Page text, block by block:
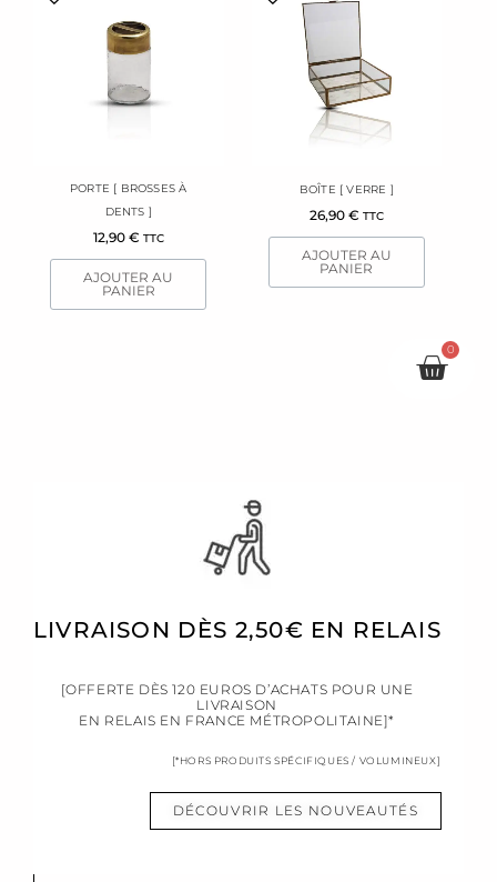
PORTE [ BROSSES À
DENTS ]
12,90 € TTC
AJOUTER AU
PANIER
BOÎTE [ VERRE ]
26,90 € TTC
AJOUTER AU
PANIER
0
LIVRAISON DÈS 2,50€ EN RELAIS
[OFFERTE DÈS 120 EUROS D’ACHATS POUR UNE
LIVRAISON
EN RELAIS EN FRANCE MÉTROPOLITAINE]*
[*HORS PRODUITS SPÉCIFIQUES / VOLUMINEUX]
DÉCOUVRIR LES NOUVEAUTÉS